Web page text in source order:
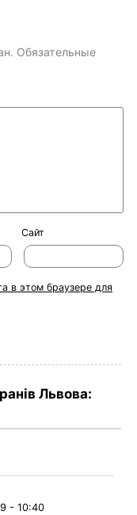
Обязательные
Сайт
в этом браузере для
Львова:
- 10:40